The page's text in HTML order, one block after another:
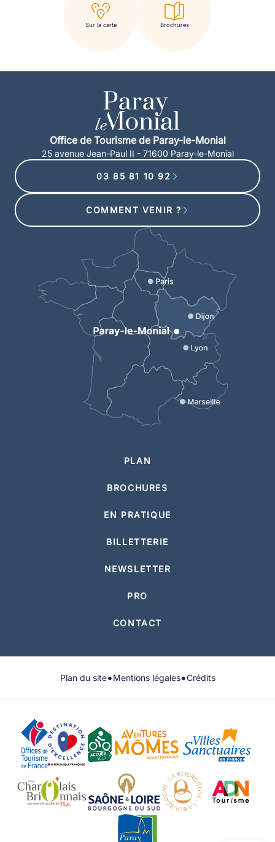
Sur la carte Brochures
Office de Tourisme de Paray-le-Monial
25 avenue Jean-Paul II - 71600 Paray-le-Monial
03 85 81 10 92
COMMENT VENIR ?
PLAN
BROCHURES
EN PRATIQUE
BILLETTERIE
NEWSLETTER
PRO
CONTACT
Plan du site•Mentions légales•Crédits